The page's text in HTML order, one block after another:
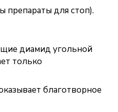
препараты для стоп).
диамид угольной
только
благотворное